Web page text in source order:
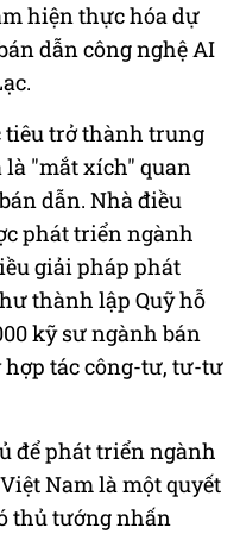
hiện thực hóa dự
dẫn công nghệ AI
tiêu trở thành trung
là "mắt xích" quan
dẫn. Nhà điều
phát triển ngành
giải pháp phát
thành lập Quỹ hỗ
kỹ sư ngành bán
tác công-tư, tư-tư
để phát triển ngành
Nam là một quyết
thủ tướng nhấn